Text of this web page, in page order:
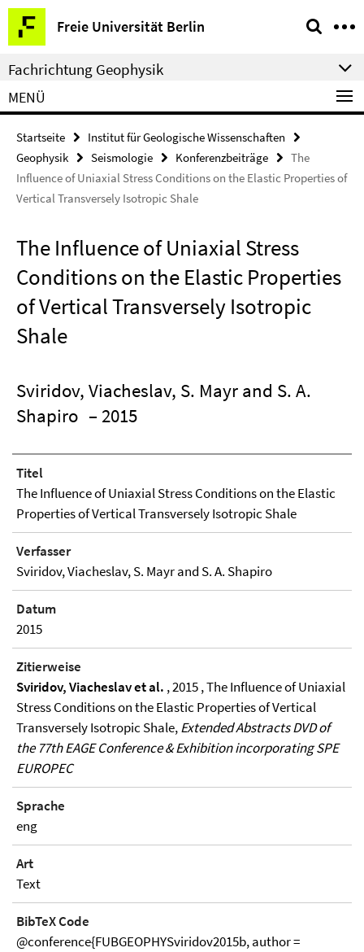
Springe
direkt
zu
Inhalt
Freie Universität Berlin
Service-
Navigation
Fachrichtung Geophysik
MENÜ
Startseite
Institut für Geologische Wissenschaften
Geophysik
Seismologie Konferenzbeiträge
The
Influence of Uniaxial Stress Conditions on the Elastic Properties of
Vertical Transversely Isotropic Shale
The Influence of Uniaxial Stress
Conditions on the Elastic Properties
of Vertical Transversely Isotropic
Shale
Sviridov, Viacheslav, S. Mayr and S. A.
Shapiro – 2015
Titel
The Influence of Uniaxial Stress Conditions on the Elastic
Properties of Vertical Transversely Isotropic Shale
Verfasser
Sviridov, Viacheslav, S. Mayr and S. A. Shapiro
Datum
2015
Zitierweise
Sviridov, Viacheslav et al. , 2015 , The Influence of Uniaxial
Stress Conditions on the Elastic Properties of Vertical
Transversely Isotropic Shale,Extended Abstracts DVD of
the 77th EAGE Conference & Exhibition incorporating SPE
EUROPEC
Sprache
eng
Art
Text
BibTeX Code
@conference{FUBGEOPHYSviridov2015b, author =